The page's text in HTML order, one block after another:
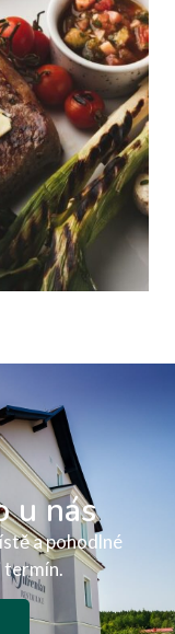
u nás
a pohodlné
termín.